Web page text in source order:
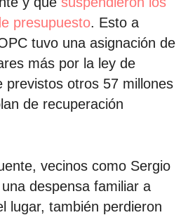
presupuesto. Esto a
tuvo una asignación de
más por la ley de
previstos otros 57 millones
de recuperación
vecinos como Sergio
despensa familiar a
lugar, también perdieron